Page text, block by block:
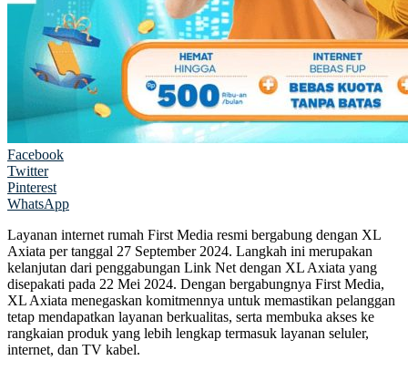
Facebook
Twitter
Pinterest
WhatsApp
Layanan internet rumah First Media resmi bergabung dengan XL
Axiata per tanggal 27 September 2024. Langkah ini merupakan
kelanjutan dari penggabungan Link Net dengan XL Axiata yang
disepakati pada 22 Mei 2024. Dengan bergabungnya First Media,
XL Axiata menegaskan komitmennya untuk memastikan pelanggan
tetap mendapatkan layanan berkualitas, serta membuka akses ke
rangkaian produk yang lebih lengkap termasuk layanan seluler,
internet, dan TV kabel.